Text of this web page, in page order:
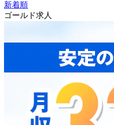
新着順
ゴールド求人